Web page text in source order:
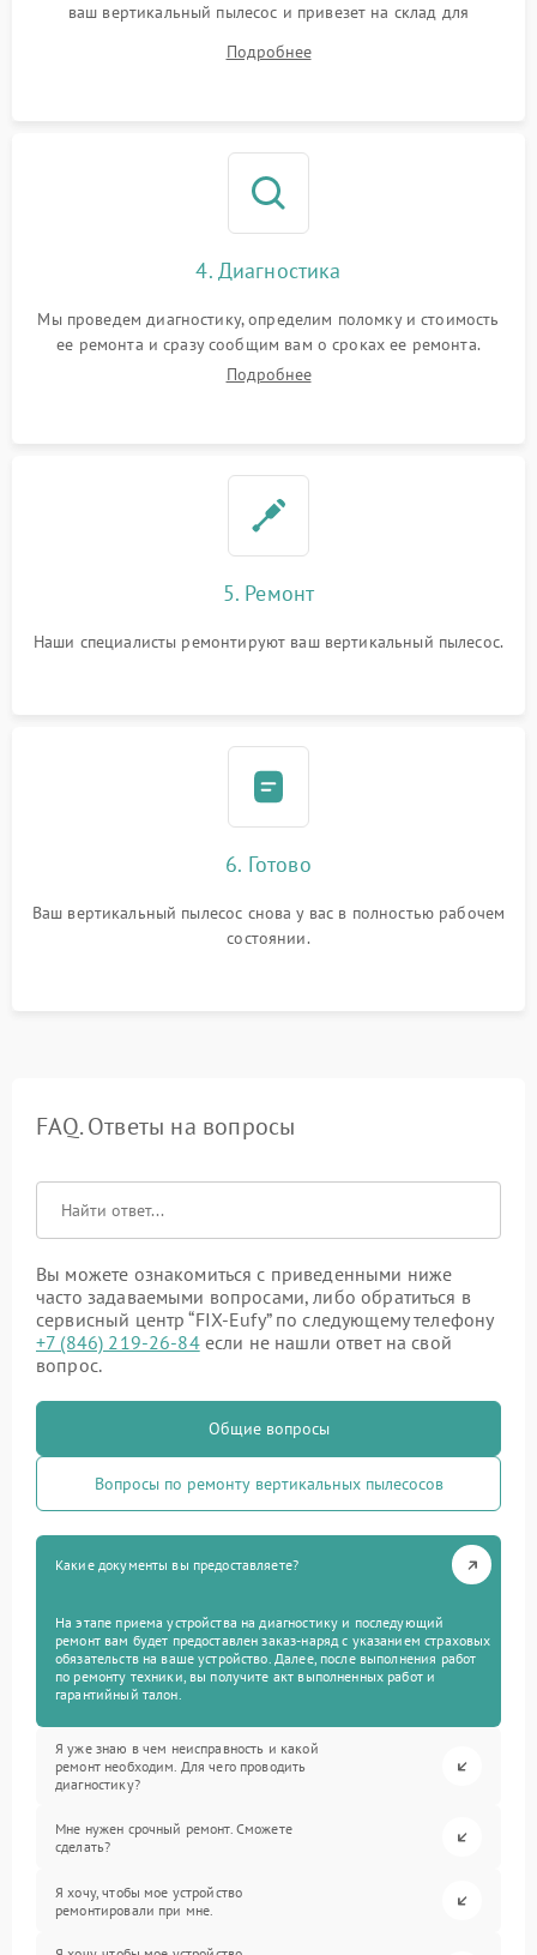
ваш вертикальный пылесос и привезет на склад для
Подробнее
4. Диагностика
Мы проведем диагностику, определим поломку и стоимость
ее ремонта и сразу сообщим вам о сроках ее ремонта.
Подробнее
5. Ремонт
Наши специалисты ремонтируют ваш вертикальный пылесос.
6. Готово
Ваш вертикальный пылесос снова у вас в полностью рабочем
состоянии.
FAQ. Ответы на вопросы
Вы можете ознакомиться с приведенными ниже
часто задаваемыми вопросами, либо обратиться в
сервисный центр “FIX-Eufy” по следующему телефону
+7 (846) 219-26-84если не нашли ответ на свой
вопрос.
Общие вопросы
Вопросы по ремонту вертикальных пылесосов
Какие документы вы предоставляете?
На этапе приема устройства на диагностику и последующий
ремонт вам будет предоставлен заказ-наряд с указанием страховых
обязательств на ваше устройство. Далее, после выполнения работ
по ремонту техники, вы получите акт выполненных работ и
гарантийный талон.
Я уже знаю в чем неисправность и какой
ремонт необходим. Для чего проводить
диагностику?
Мне нужен срочный ремонт. Сможете
сделать?
Я хочу, чтобы мое устройство
ремонтировали при мне.